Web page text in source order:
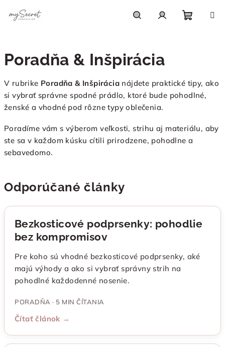
Poradňa & Inšpirácia
V rubrike Poradňa & Inšpirácia nájdete praktické tipy, ako
si vybrať správne spodné prádlo, ktoré bude pohodlné,
ženské a vhodné pod rôzne typy oblečenia.
Poradíme vám s výberom veľkosti, strihu aj materiálu, aby
ste sa v každom kúsku cítili prirodzene, pohodlne a
sebavedomo.
Odporúčané články
Bezkosticové podprsenky: pohodlie
bez kompromisov
Pre koho sú vhodné bezkosticové podprsenky, aké
majú výhody a ako si vybrať správny strih na
pohodlné každodenné nosenie.
PORADŇA · 5 MIN ČÍTANIA
Čítať článok →